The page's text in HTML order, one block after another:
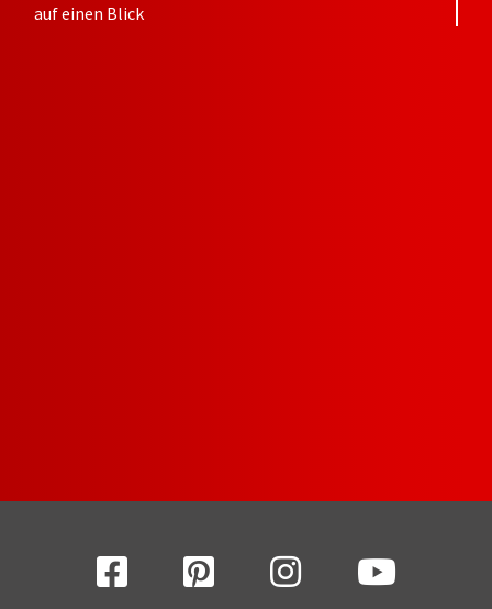
auf einen Blick
Facebook Pinterest Instagram YouTube